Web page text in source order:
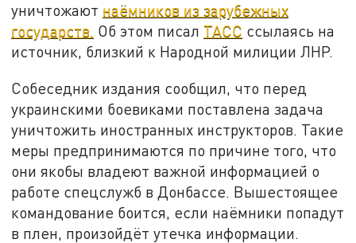
уничтожают наёмников из зарубежных
государств. Об этом писал ТАСС ссылаясь на
источник, близкий к Народной милиции ЛНР.
Собеседник издания сообщил, что перед
украинскими боевиками поставлена задача
уничтожить иностранных инструкторов. Такие
меры предпринимаются по причине того, что
они якобы владеют важной информацией о
работе спецслужб в Донбассе. Вышестоящее
командование боится, если наёмники попадут
в плен, произойдёт утечка информации.